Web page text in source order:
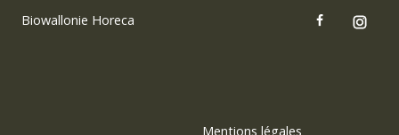
Biowallonie Horeca
Mentions légales